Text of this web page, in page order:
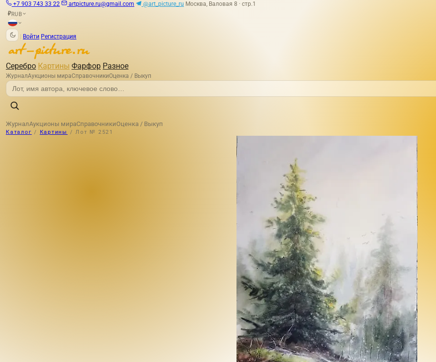
+7 903 743 33 22 artpicture.ru@gmail.com @art_picture_ru Москва, Валовая 8 · стр.1
₽RUB
Войти Регистрация
Серебро Картины Фарфор Разное
ЖурналАукционы мираСправочникиОценка / Выкуп
ЖурналАукционы мираСправочникиОценка / Выкуп
Каталог / Картины / Лот № 2521